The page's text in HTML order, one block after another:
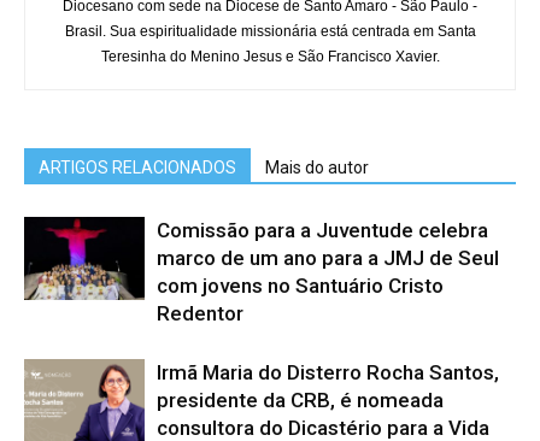
Diocesano com sede na Diocese de Santo Amaro - São Paulo -
Brasil. Sua espiritualidade missionária está centrada em Santa
Teresinha do Menino Jesus e São Francisco Xavier.
ARTIGOS RELACIONADOS Mais do autor
Comissão para a Juventude celebra
marco de um ano para a JMJ de Seul
com jovens no Santuário Cristo
Redentor
Irmã Maria do Disterro Rocha Santos,
presidente da CRB, é nomeada
consultora do Dicastério para a Vida